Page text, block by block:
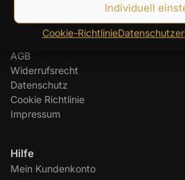
Individuell
Cookie-Richtlinie
Jesusschmuck Online Shop
Lieferung und Versand
AGB
Widerrufsrecht
Datenschutz
Cookie Richtlinie
Impressum
Hilfe
Mein Kundenkonto